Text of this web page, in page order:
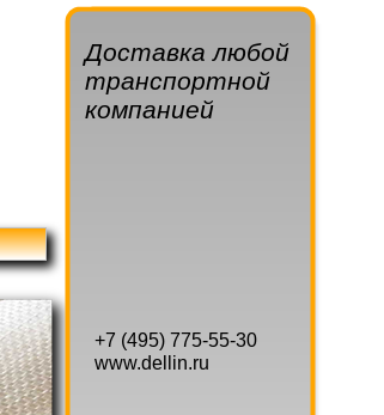
В АССОРТИМЕНТЕ
Доставка любой
транспортной
компанией
+7 (495) 775-55-30
www.dellin.ru